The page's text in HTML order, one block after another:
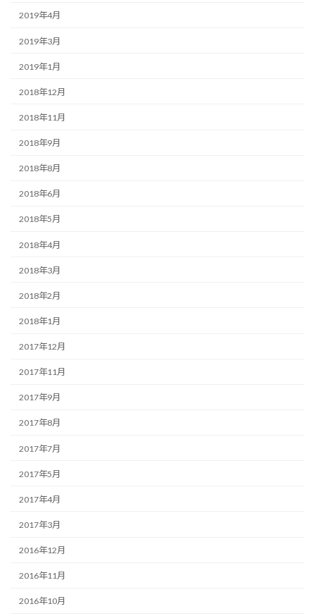
2019年4月
2019年3月
2019年1月
2018年12月
2018年11月
2018年9月
2018年8月
2018年6月
2018年5月
2018年4月
2018年3月
2018年2月
2018年1月
2017年12月
2017年11月
2017年9月
2017年8月
2017年7月
2017年5月
2017年4月
2017年3月
2016年12月
2016年11月
2016年10月